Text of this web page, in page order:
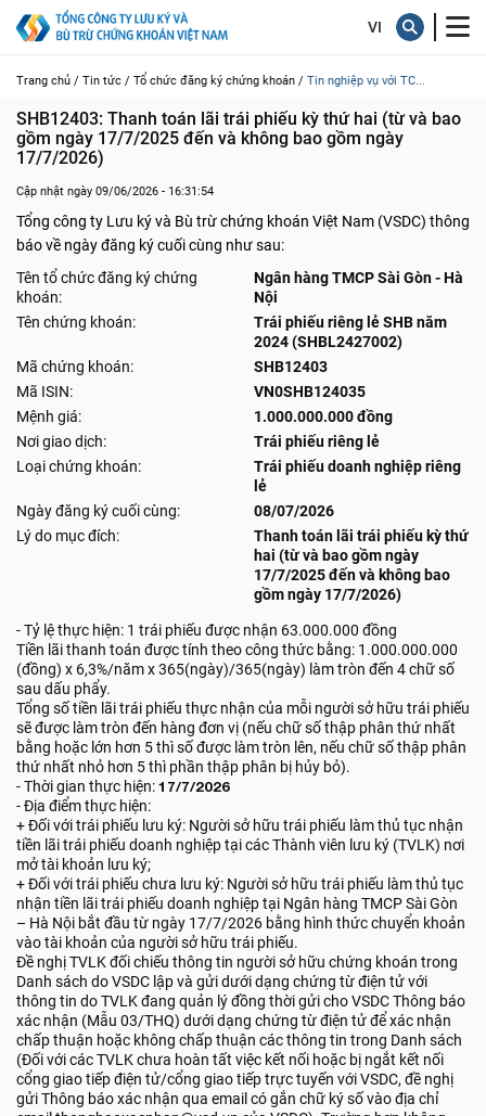
Trang chủ / Tin tức / Tổ chức đăng ký chứng khoán / Tin nghiệp vụ với TC...
SHB12403: Thanh toán lãi trái phiếu kỳ thứ hai (từ và bao
gồm ngày 17/7/2025 đến và không bao gồm ngày
17/7/2026)
Cập nhật ngày 09/06/2026 - 16:31:54
Tổng công ty Lưu ký và Bù trừ chứng khoán Việt Nam (VSDC) thông
báo về ngày đăng ký cuối cùng như sau:
Tên tổ chức đăng ký chứng
khoán:
Ngân hàng TMCP Sài Gòn - Hà
Nội
Tên chứng khoán:
Trái phiếu riêng lẻ SHB năm
2024 (SHBL2427002)
Mã chứng khoán:
SHB12403
Mã ISIN:
VN0SHB124035
Mệnh giá:
1.000.000.000 đồng
Nơi giao dịch:
Trái phiếu riêng lẻ
Loại chứng khoán:
Trái phiếu doanh nghiệp riêng
lẻ
Ngày đăng ký cuối cùng:
08/07/2026
Lý do mục đích:
Thanh toán lãi trái phiếu kỳ thứ
hai (từ và bao gồm ngày
17/7/2025 đến và không bao
gồm ngày 17/7/2026)
- Tỷ lệ thực hiện: 1 trái phiếu được nhận 63.000.000 đồng
Tiền lãi thanh toán được tính theo công thức bằng: 1.000.000.000
(đồng) x 6,3%/năm x 365(ngày)/365(ngày) làm tròn đến 4 chữ số
sau dấu phẩy.
Tổng số tiền lãi trái phiếu thực nhận của mỗi người sở hữu trái phiếu
sẽ được làm tròn đến hàng đơn vị (nếu chữ số thập phân thứ nhất
bằng hoặc lớn hơn 5 thì số được làm tròn lên, nếu chữ số thập phân
thứ nhất nhỏ hơn 5 thì phần thập phân bị hủy bỏ).
- Thời gian thực hiện:17/7/2026
- Địa điểm thực hiện:
+ Đối với trái phiếu lưu ký: Người sở hữu trái phiếu làm thủ tục nhận
tiền lãi trái phiếu doanh nghiệp tại các Thành viên lưu ký (TVLK) nơi
mở tài khoản lưu ký;
+ Đối với trái phiếu chưa lưu ký: Người sở hữu trái phiếu làm thủ tục
nhận tiền lãi trái phiếu doanh nghiệp tại Ngân hàng TMCP Sài Gòn
– Hà Nội bắt đầu từ ngày 17/7/2026 bằng hình thức chuyển khoản
vào tài khoản của người sở hữu trái phiếu.
Đề nghị TVLK đối chiếu thông tin người sở hữu chứng khoán trong
Danh sách do VSDC lập và gửi dưới dạng chứng từ điện tử với
thông tin do TVLK đang quản lý đồng thời gửi cho VSDC Thông báo
xác nhận (Mẫu 03/THQ) dưới dạng chứng từ điện tử để xác nhận
chấp thuận hoặc không chấp thuận các thông tin trong Danh sách
(Đối với các TVLK chưa hoàn tất việc kết nối hoặc bị ngắt kết nối
cổng giao tiếp điện tử/cổng giao tiếp trực tuyến với VSDC, đề nghị
gửi Thông báo xác nhận qua email có gắn chữ ký số vào địa chỉ